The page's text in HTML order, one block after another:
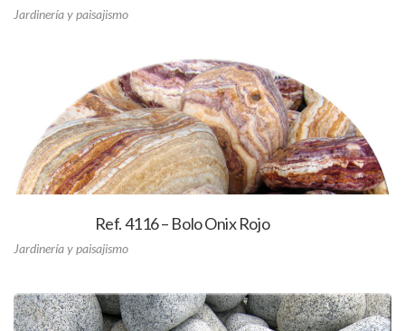
Jardinería y paisajismo
Ref. 4116 – Bolo Onix Rojo
Jardinería y paisajismo